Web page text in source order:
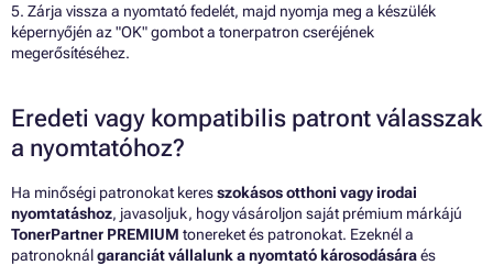
5. Zárja vissza a nyomtató fedelét, majd nyomja meg a készülék
képernyőjén az "OK" gombot a tonerpatron cseréjének
megerősítéséhez.
Eredeti vagy kompatibilis patront válasszak
a nyomtatóhoz?
Ha minőségi patronokat keresszokásos otthoni vagy irodai
nyomtatáshoz, javasoljuk, hogy vásároljon saját prémium márkájú
TonerPartner PREMIUM tonereket és patronokat. Ezeknél a
patronoknálgaranciát vállalunk a nyomtató károsodásáraés